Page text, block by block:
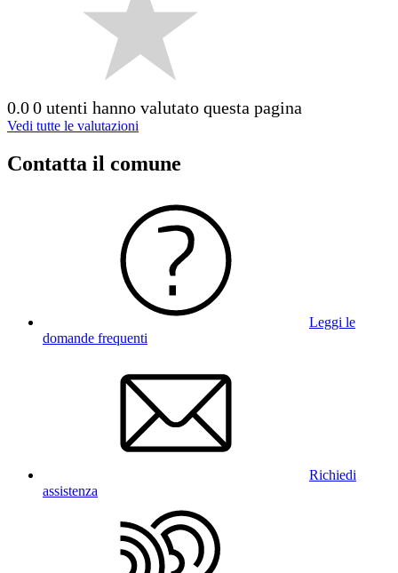
0.00 utenti hanno valutato questa pagina
Vedi tutte le valutazioni
Contatta il comune
Leggi le
domande frequenti
Richiedi
assistenza